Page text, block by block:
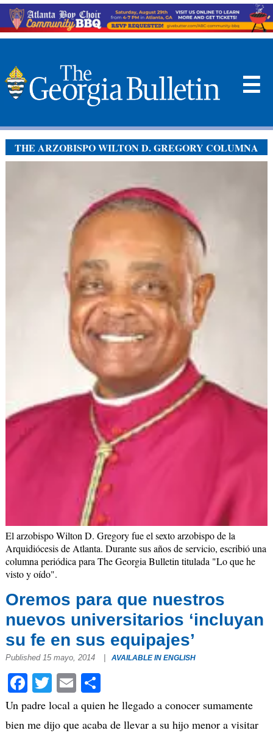
☰
THE ARZOBISPO WILTON D. GREGORY COLUMNA
El arzobispo Wilton D. Gregory fue el sexto arzobispo de la
Arquidiócesis de Atlanta. Durante sus años de servicio, escribió una
columna periódica para The Georgia Bulletin titulada "Lo que he
visto y oído".
Oremos para que nuestros
nuevos universitarios ‘incluyan
su fe en sus equipajes’
Published 15 mayo, 2014 | AVAILABLE IN ENGLISH
Facebook
Twitter
EmailCompartir
Un padre local a quien he llegado a conocer sumamente
bien me dijo que acaba de llevar a su hijo menor a visitar